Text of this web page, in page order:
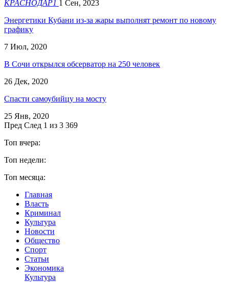
КРАСНОДАР1 1 Сен, 2023
Энергетики Кубани из-за жары выполнят ремонт по новому
графику
7 Июл, 2020
В Сочи открылся обсерватор на 250 человек
26 Дек, 2020
Спасти самоубийцу на мосту
25 Янв, 2020
Пред След 1 из 3 369
Топ вчера:
Топ недели:
Топ месяца:
Главная
Власть
Криминал
Культура
Новости
Общество
Спорт
Статьи
Экономика
Культура